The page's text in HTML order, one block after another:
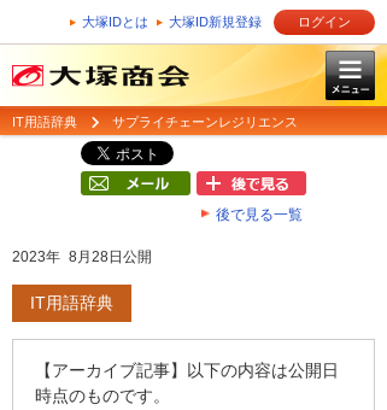
大塚IDとは 大塚ID新規登録 ログイン
IT用語辞典 サプライチェーンレジリエンス
後で見る一覧
2023年 8月28日公開
IT用語辞典
【アーカイブ記事】以下の内容は公開日
時点のものです。